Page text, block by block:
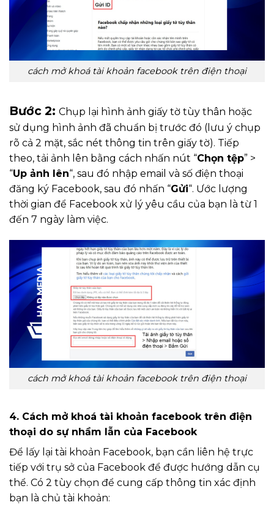
cách mở khoá tài khoản facebook trên điện thoại
Bước 2: Chụp lại hình ảnh giấy tờ tùy thân hoặc
sử dụng hình ảnh đã chuẩn bị trước đó (lưu ý chụp
rõ cả 2 mặt, sắc nét thông tin trên giấy tờ). Tiếp
theo, tải ảnh lên bằng cách nhấn nút “Chọn tệp” >
“Up ảnh lên“, sau đó nhập email và số điện thoại
đăng ký Facebook, sau đó nhấn “Gửi“. Ước lượng
thời gian để Facebook xử lý yêu cầu của bạn là từ 1
đến 7 ngày làm việc.
cách mở khoá tài khoản facebook trên điện thoại
4. Cách mở khoá tài khoản facebook trên điện
thoại do sự nhầm lẫn của Facebook
Để lấy lại tài khoản Facebook, bạn cần liên hệ trực
tiếp với trụ sở của Facebook để được hướng dẫn cụ
thể. Có 2 tùy chọn để cung cấp thông tin xác định
bạn là chủ tài khoản: